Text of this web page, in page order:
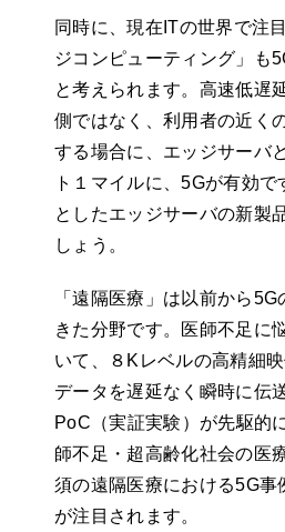
同時に、現在ITの世界で注
ジコンピューティング」も
と考えられます。高速低遅
側ではなく、利用者の近く
する場合に、エッジサーバ
ト１マイルに、5Gが有効
としたエッジサーバの新製
しょう。
「遠隔医療」は以前から
きた分野です。医師不足に
いて、８Kレベルの高精細
データを遅延なく瞬時に伝
PoC（実証実験）が先駆的
師不足・超高齢化社会の医
須の遠隔医療における5G事
が注目されます。